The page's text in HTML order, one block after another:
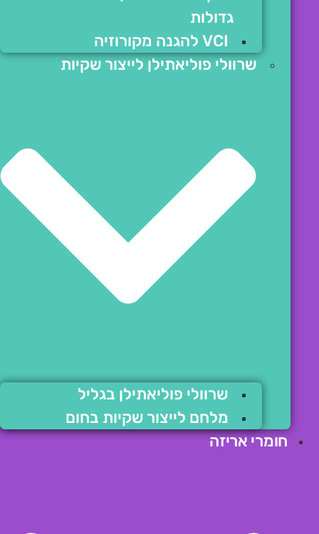
גדולות
VCI להגנה מקורוזיה
שרוולי פוליאתילן לייצור שקיות
שרוולי פוליאתילן בגליל
מלחם לייצור שקיות בחום
חומרי אריזה